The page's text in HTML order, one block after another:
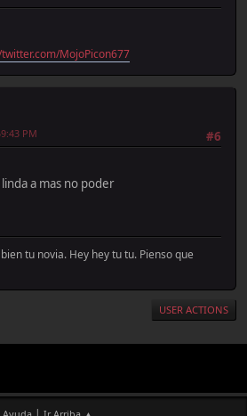
MojoPicon677
#6
PM
a mas no poder
tu novia. Hey hey tu tu. Pienso que
USER ACTIONS